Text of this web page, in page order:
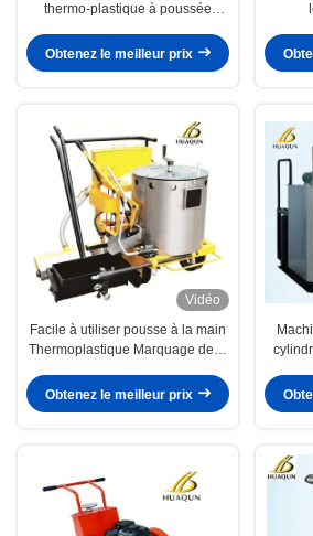
thermo-plastique à poussée
Obtenez le meilleur prix
Vidéo
Facile à utiliser pousse à la main
Thermoplastique Marquage de la
compacte
Obtenez le meilleur prix